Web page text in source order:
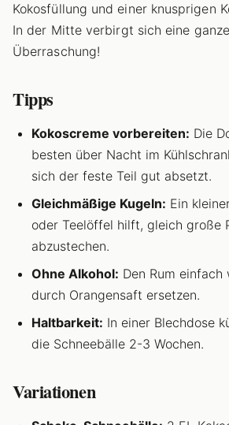
Kokosfüllung und einer knusprigen
In der Mitte verbirgt sich eine
Überraschung!
Tipps
Kokoscreme vorbereiten: Die
besten über Nacht im
sich der feste Teil gut absetzt.
Gleichmäßige Kugeln: Ein
oder Teelöffel hilft, gleich große
abzustechen.
Ohne Alkohol: Den Rum
durch Orangensaft ersetzen.
Haltbarkeit: In einer Blechdose
die Schneebälle 2-3 Wochen.
Variationen